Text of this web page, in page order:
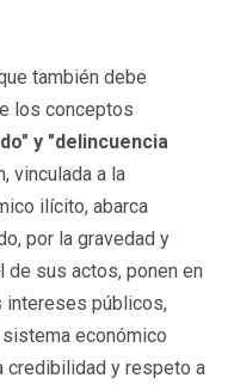
también debe
los conceptos
y "delincuencia
vinculada a la
ilícito, abarca
por la gravedad y
sus actos, ponen en
intereses públicos,
económico
credibilidad y respeto a